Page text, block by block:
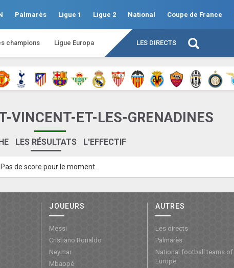
Palmarès Ligue 1 Ligue 2 National Coupe de France
champions Ligue Europa LES DIRECTS
VINCENT-ET-LES-GRENADINES
LES RÉSULTATS L'EFFECTIF
Pas de score pour le moment...
JOUEURS
Messi
Cristiano Ronaldo
Neymar
Mbappé
AUTRES
Les directs
Palmarès
National football teams of
Europe